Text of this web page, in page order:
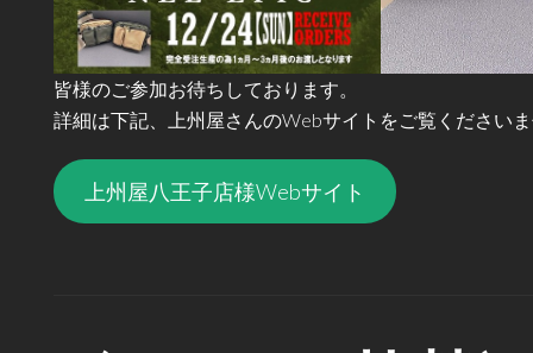
皆様のご参加お待ちしております。
詳細は下記、上州屋さんのWebサイトをご覧ください
上州屋八王子店様Webサイト